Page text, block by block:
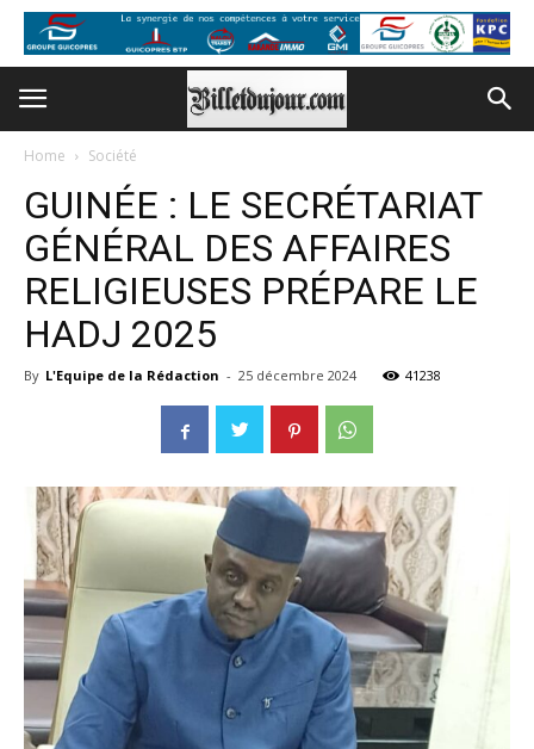
Home Société
GUINÉE : LE SECRÉTARIAT
GÉNÉRAL DES AFFAIRES
RELIGIEUSES PRÉPARE LE
HADJ 2025
By L'Equipe de la Rédaction - 25 décembre 2024 41238